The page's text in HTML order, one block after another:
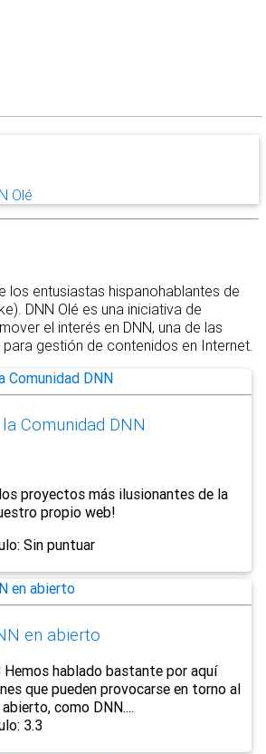
Olé
los entusiastas hispanohablantes de
DNN Olé es una iniciativa de
el interés en DNN, una de las
gestión de contenidos en Internet.
Comunidad DNN
proyectos más ilusionantes de la
propio web!
Sin puntuar
en abierto
Hemos hablado bastante por aquí
que pueden provocarse en torno al
como DNN....
3.3